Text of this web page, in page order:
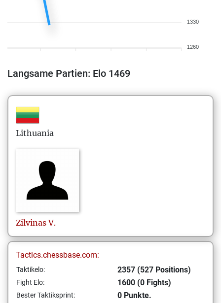
1330
1260
Langsame Partien: Elo 1469
Lithuania
Zilvinas V.
Tactics.chessbase.com:
Taktikelo: 2357 (527 Positions)
Fight Elo: 1600 (0 Fights)
Bester Taktiksprint: 0 Punkte.